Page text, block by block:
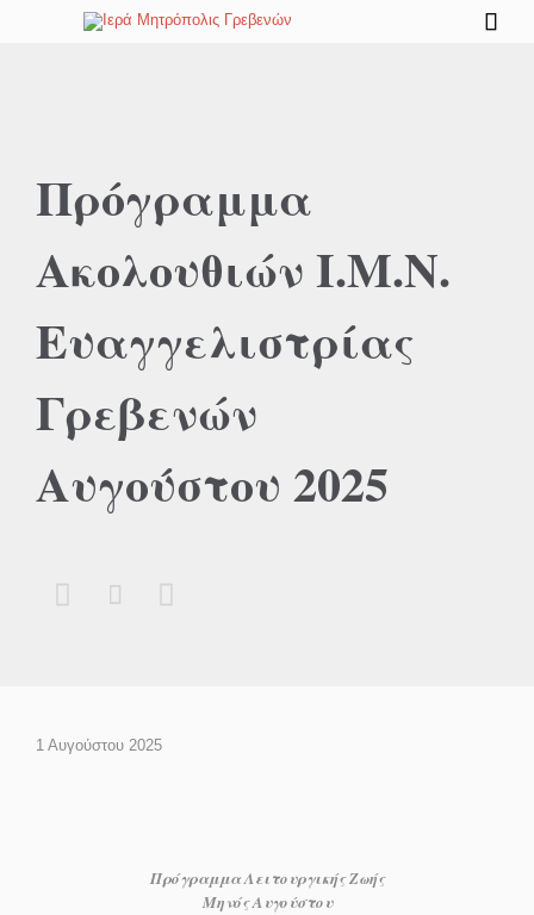

Πρόγραμμα
Ακολουθιών Ι.Μ.Ν.
Ευαγγελιστρίας
Γρεβενών
Αυγούστου 2025
  
1 Αυγούστου 2025
Πρόγραμμα Λειτουργικής Ζωής
Μηνός Αυγούστου